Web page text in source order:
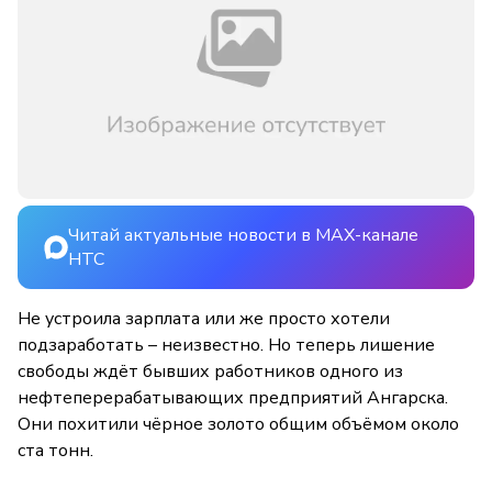
Читай актуальные новости в MAX-канале
НТС
Не устроила зарплата или же просто хотели
подзаработать – неизвестно. Но теперь лишение
свободы ждёт бывших работников одного из
нефтеперерабатывающих предприятий Ангарска.
Они похитили чёрное золото общим объёмом около
ста тонн.